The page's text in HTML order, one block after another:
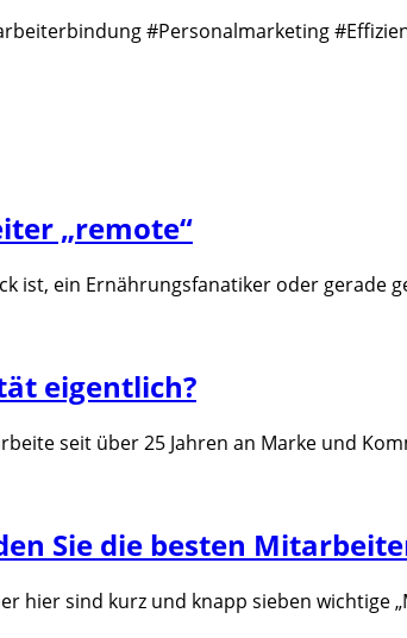
#Personalmarketing
„remote“
ist, ein Ernährungsfanatiker oder gerade
eigentlich?
seit über 25 Jahren an Marke und
Sie die besten
hier sind kurz und knapp sieben wichtige